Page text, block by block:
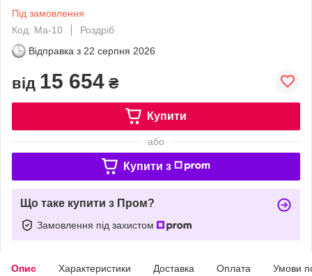
Під замовлення
Код: Ма-10
Роздріб
Відправка з 22 серпня 2026
від 15 654 ₴
Купити
або
Купити з
Що таке купити з Пром?
Замовлення під захистом
Опис Характеристики Доставка Оплата Умови